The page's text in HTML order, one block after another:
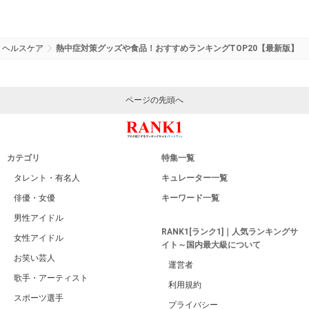
ヘルスケア 熱中症対策グッズや食品！おすすめランキングTOP20【最新版】
ページの先頭へ
カテゴリ
タレント・有名人
俳優・女優
男性アイドル
女性アイドル
お笑い芸人
歌手・アーティスト
スポーツ選手
特集一覧
キュレーター一覧
キーワード一覧
RANK1[ランク1]｜人気ランキングサ
イト～国内最大級について
運営者
利用規約
プライバシー